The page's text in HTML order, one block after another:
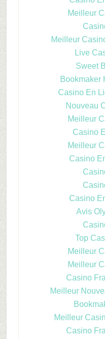
Meilleur
Meilleur
Live
Sweet
Bookmaker
Casino En
Nouveau
Meilleur
Casino
Meilleur
Casino
Casino
Avis
Top
Meilleur
Meilleur
Casino
Meilleur
Meilleur
Casino